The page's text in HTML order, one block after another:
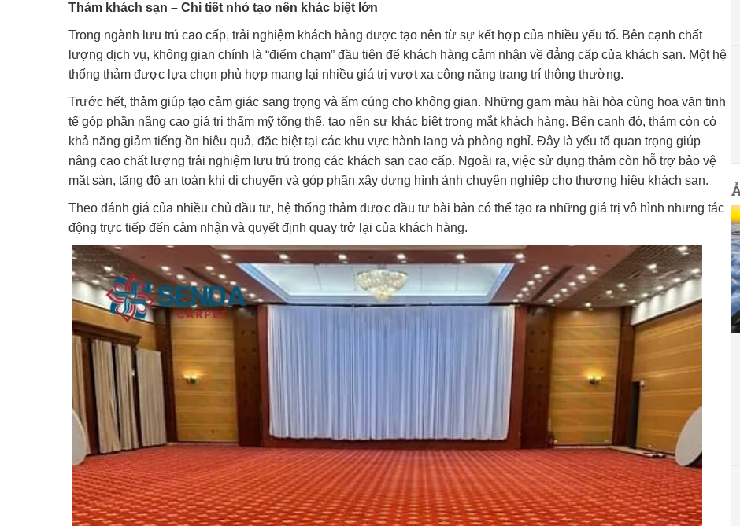
Thảm khách sạn – Chi tiết nhỏ tạo nên khác biệt lớn
Trong ngành lưu trú cao cấp, trải nghiệm khách hàng được tạo nên từ sự kết hợp của nhiều yếu tố. Bên cạnh chất
lượng dịch vụ, không gian chính là “điểm chạm” đầu tiên để khách hàng cảm nhận về đẳng cấp của khách sạn. Một hệ
thống thảm được lựa chọn phù hợp mang lại nhiều giá trị vượt xa công năng trang trí thông thường.
Trước hết, thảm giúp tạo cảm giác sang trọng và ấm cúng cho không gian. Những gam màu hài hòa cùng hoa văn tinh
tế góp phần nâng cao giá trị thẩm mỹ tổng thể, tạo nên sự khác biệt trong mắt khách hàng. Bên cạnh đó, thảm còn có
khả năng giảm tiếng ồn hiệu quả, đặc biệt tại các khu vực hành lang và phòng nghỉ. Đây là yếu tố quan trọng giúp
nâng cao chất lượng trải nghiệm lưu trú trong các khách sạn cao cấp. Ngoài ra, việc sử dụng thảm còn hỗ trợ bảo vệ
mặt sàn, tăng độ an toàn khi di chuyển và góp phần xây dựng hình ảnh chuyên nghiệp cho thương hiệu khách sạn.
Theo đánh giá của nhiều chủ đầu tư, hệ thống thảm được đầu tư bài bản có thể tạo ra những giá trị vô hình nhưng tác
động trực tiếp đến cảm nhận và quyết định quay trở lại của khách hàng.